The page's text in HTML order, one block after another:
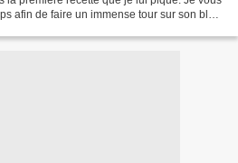
afin de faire un immense tour sur son blog.